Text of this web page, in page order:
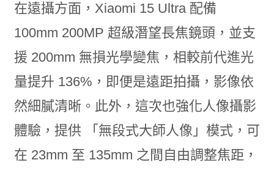
在遠攝方面，Xiaomi 15 Ultra 配備
100mm 200MP 超級潛望長焦鏡頭，並支
援 200mm 無損光學變焦，相較前代進光
量提升 136%，即便是遠距拍攝，影像依
然細膩清晰。此外，這次也強化人像攝影
體驗，提供 「無段式大師人像」模式，可
在 23mm 至 135mm 之間自由調整焦距，